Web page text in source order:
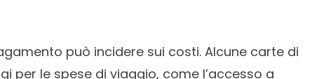
può incidere sui costi. Alcune carte di
per le spese di viaggio, come l’accesso a